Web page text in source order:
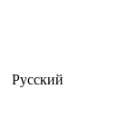
Русский